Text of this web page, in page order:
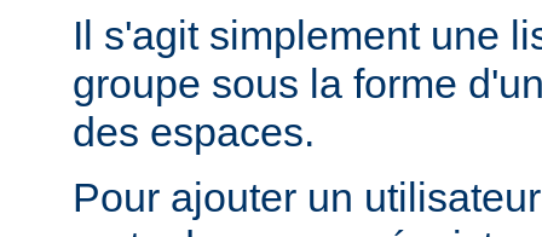
Il s'agit simplement une
groupe sous la forme
des espaces.
Pour ajouter un